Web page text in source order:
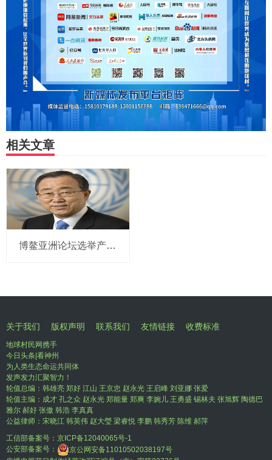
相关文章
博鳌亚洲论坛选举产生新一届理事会 潘基文当选理事长
关于我们 版权声明 联系我们 友情链接 收费标准
地球村民网携手
今日头条|看神州
为人类生态命运共同体
发声发力汇聚智力！
轮值总编：韩雄亮 郑好 江山 王京忠 赵永光 王启峰 刘亚娜 张爱
轮值主编：成才 孔之众 赵永光 郑能量 郑爽 李婉儿 王勇盛 锡林夫 张旭辉 陶德巴
雅尔 郝好 张傲 韩浩 李真真
公益律师：宋晓江 韩英伟 赵大瑩 梁睿悦 李鹏 韩秀芳 陈维 郝萍
工信部备案号： 京ICP备12040065号-1
公安部备案号：
京公网安备11010502038197号